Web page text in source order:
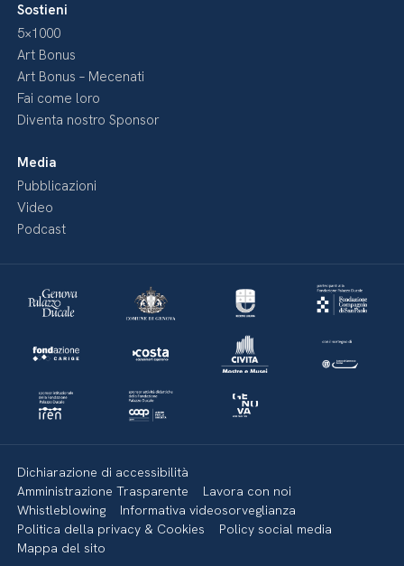
Sostieni
5×1000
Art Bonus
Art Bonus – Mecenati
Fai come loro
Diventa nostro Sponsor
Media
Pubblicazioni
Video
Podcast
Dichiarazione di accessibilità
Amministrazione Trasparente
Lavora con noi
Whistleblowing
Informativa videosorveglianza
Politica della privacy & Cookies
Policy social media
Mappa del sito